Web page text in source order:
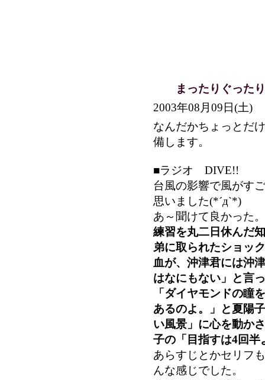
まったりぐったり
2003年08月09日(土)
なんだかちょっとだ
備します。
■ラジオ DIVE!!
台風の影響で風がす
思いました(*´д`*)
あ～聞けて良かった。
練習を丸二日休んだ
弟に取られたショッ
血が、沖津君には沖
はなにもない」と言
「ダイヤモンドの瞳
あるのよ。」と夏陽
い風景」に心を動か
子の「目指すは4回半
あらすじとかセリフ
んな感じでした。